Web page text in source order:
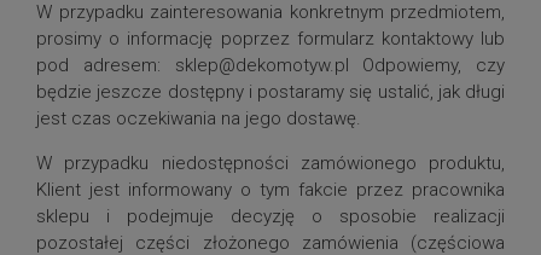
W przypadku zainteresowania konkretnym przedmiotem,
prosimy o informację poprzez formularz kontaktowy lub
pod adresem: sklep@dekomotyw.pl Odpowiemy, czy
będzie jeszcze dostępny i postaramy się ustalić, jak długi
jest czas oczekiwania na jego dostawę.
W przypadku niedostępności zamówionego produktu,
Klient jest informowany o tym fakcie przez pracownika
sklepu i podejmuje decyzję o sposobie realizacji
pozostałej części złożonego zamówienia (częściowa